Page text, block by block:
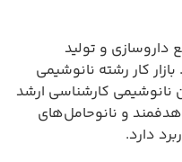
داروسازی و تولید
کار رشته نانوشیمی
نانوشیمی کارشناسی ارشد
و نانوحامل‌های
دارد.